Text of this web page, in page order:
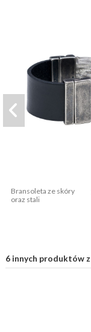
Bransoleta ze skóry
oraz stali
6 innych produktów